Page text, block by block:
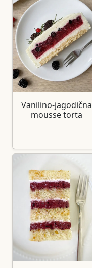
Vanilino-jagodična
mousse torta